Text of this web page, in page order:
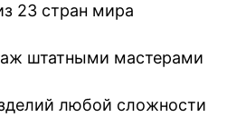
23 стран мира
штатными мастерами
любой сложности